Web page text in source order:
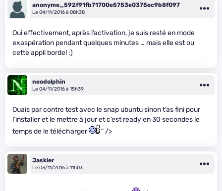
anonyme_592f91fb71700e5753e0375ec9b8f097
Le 04/11/2016 à 08h38
Oui effectivement, après l’activation, je suis resté en mode
exaspération pendant quelques minutes … mais elle est ou
cette appli bordel :)
neodolphin
Le 04/11/2016 à 15h39
Ouais par contre test avec le snap ubuntu sinon t’as fini pour
l’installer et le mettre à jour et c’est ready en 30 secondes le
temps de le télécharger
" />
Jaskier
Le 03/11/2016 à 11h03